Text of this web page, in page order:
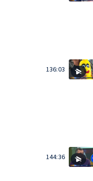
136:03
144:36